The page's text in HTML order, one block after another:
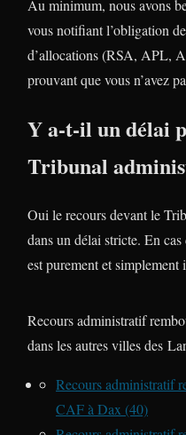
Au minimum, nous avons
vous notifiant l’obligation
d’allocations (RSA, APL,
prouvant que vous n’avez
Y a-t-il un délai
Tribunal
Oui le recours devant le
dans un délai stricte. En
est purement et simplement
Recours administratif
dans les autres villes des
Recours administratif
CAF à Dax (40)